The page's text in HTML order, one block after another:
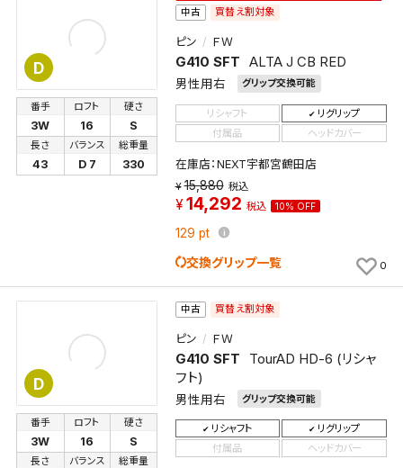
D
中古
買替え割対象
ピン ＦＷ
G410 SFT ALTA J CB RED
男性用右
グリップ交換可能
番手
3W
ロフト
16
硬さ
S
長さ
43
バランス
D 7
総重量
330
リシャフト
リグリップ
付属品
ヘッドカバー
在庫店：NEXT宇都宮鶴田店
15,880 税込
14,292 税込 10% OFF
129 pt
交換グリップ一覧 0
D
中古 買替え割対象
ピン ＦＷ
G410 SFT
TourAD HD-6 (リシャ
フト)
男性用右 グリップ交換可能
番手
3W
ロフト
16
硬さ
S
長さ バランス 総重量
リシャフト
リグリップ
付属品
ヘッドカバー
保存する
キャンセル